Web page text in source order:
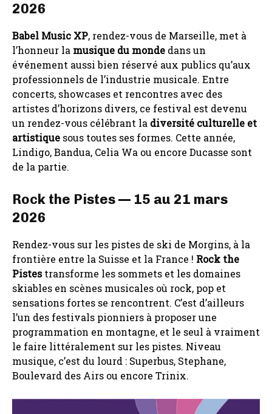
2026
Babel Music XP, rendez-vous de Marseille, met à
l’honneur la musique du monde dans un
événement aussi bien réservé aux publics qu’aux
professionnels de l’industrie musicale. Entre
concerts, showcases et rencontres avec des
artistes d’horizons divers, ce festival est devenu
un rendez-vous célébrant la diversité culturelle et
artistique sous toutes ses formes. Cette année,
Lindigo, Bandua, Celia Wa ou encore Ducasse sont
de la partie.
Rock the Pistes — 15 au 21 mars
2026
Rendez-vous sur les pistes de ski de Morgins, à la
frontière entre la Suisse et la France ! Rock the
Pistestransforme les sommets et les domaines
skiables en scènes musicales où rock, pop et
sensations fortes se rencontrent. C’est d’ailleurs
l’un des festivals pionniers à proposer une
programmation en montagne, et le seul à vraiment
le faire littéralement sur les pistes. Niveau
musique, c’est du lourd : Superbus, Stephane,
Boulevard des Airs ou encore Trinix.